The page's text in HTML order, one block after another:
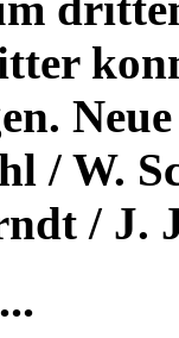
/ W.
/ J.